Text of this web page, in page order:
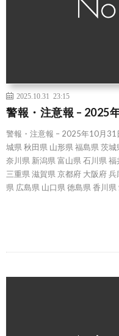
2025.10.31 23:15
警報・注意報 – 2025
警報・注意報 – 2025年10月31
城県 秋田県 山形県 福島県 茨
奈川県 新潟県 富山県 石川県
三重県 滋賀県 京都府 大阪府
県 広島県 山口県 徳島県 香川